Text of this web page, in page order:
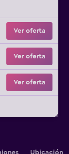
Ver oferta
Ver oferta
Ver oferta
Ubicación